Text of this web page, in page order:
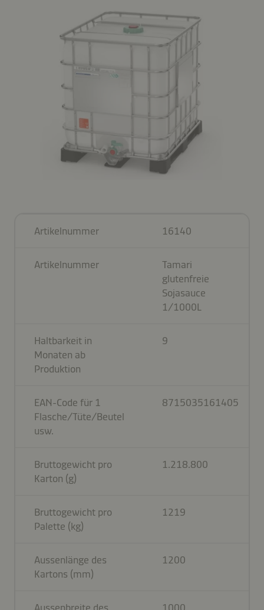
Artikelnummer 16140
Artikelnummer
Tamari
glutenfreie
Sojasauce
1/1000L
Haltbarkeit in
Monaten ab
Produktion
9
EAN-Code für 1
Flasche/Tüte/Beutel
usw.
8715035161405
Bruttogewicht pro
Karton (g)
1.218.800
Bruttogewicht pro
Palette (kg)
1219
Aussenlänge des
Kartons (mm)
1200